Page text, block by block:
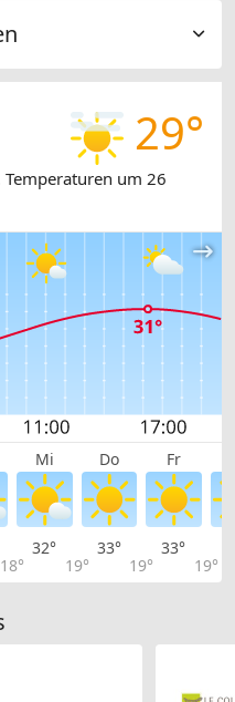
29°
um 26
Mi Do Fr
18°
32°
19°
33°
19°
33°
19°